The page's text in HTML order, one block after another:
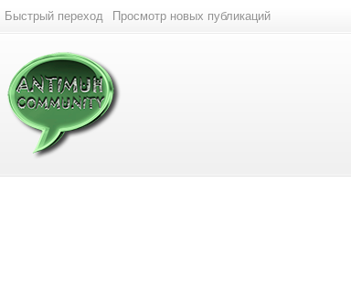
Быстрый переход Просмотр новых публикаций